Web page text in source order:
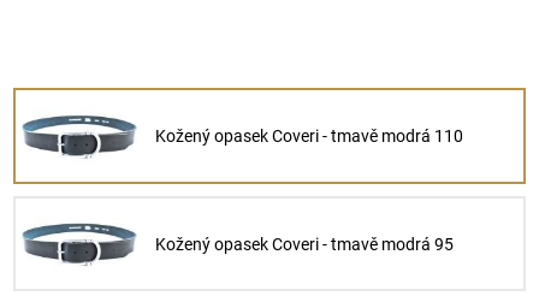
Kožený opasek Coveri - tmavě modrá 110
Kožený opasek Coveri - tmavě modrá 95